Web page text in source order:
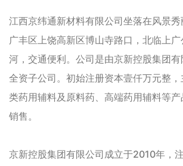
江西京纬通新材料有限公司坐落在风景
广丰区上饶高新区博山寺路口，北临上
河，交通便利。公司是由京新控股集团
全资子公司。初始注册资本壹仟万元整
类药用辅料及原料药、高端药用辅料等
销售。
京新控股集团有限公司成立于2010年，